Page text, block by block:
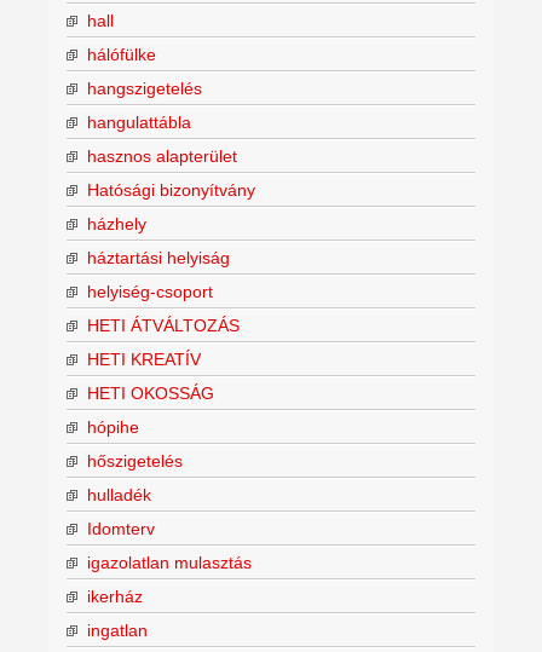
hall
hálófülke
hangszigetelés
hangulattábla
hasznos alapterület
Hatósági bizonyítvány
házhely
háztartási helyiság
helyiség-csoport
HETI ÁTVÁLTOZÁS
HETI KREATÍV
HETI OKOSSÁG
hópihe
hőszigetelés
hulladék
Idomterv
igazolatlan mulasztás
ikerház
ingatlan